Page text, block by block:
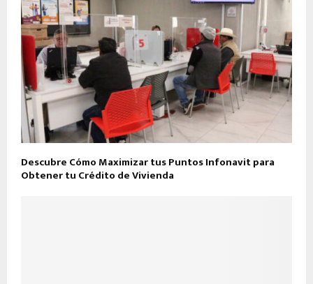
Descubre Cómo Maximizar tus Puntos Infonavit para
Obtener tu Crédito de Vivienda